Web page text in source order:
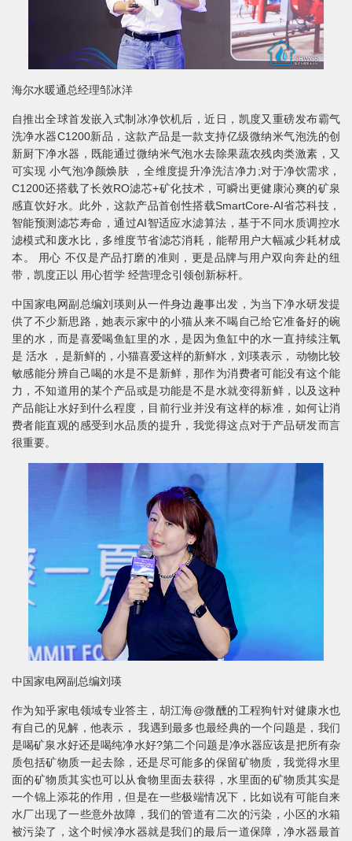
海尔水暖通总经理邹冰洋
自推出全球首发嵌入式制冰净饮机后，近日，凯度又重磅发布霸气
洗净水器C1200新品，这款产品是一款支持亿级微纳米气泡洗的创
新厨下净水器，既能通过微纳米气泡水去除果蔬农残肉类激素，又
可实现 小气泡净颜焕肤 ，全维度提升净洗洁净力;对于净饮需求，
C1200还搭载了长效RO滤芯+矿化技术，可瞬出更健康沁爽的矿泉
感直饮好水。此外，这款产品首创性搭载SmartCore-AI省芯科技，
智能预测滤芯寿命，通过AI智适应水滤算法，基于不同水质调控水
滤模式和废水比，多维度节省滤芯消耗，能帮用户大幅减少耗材成
本。 用心 不仅是产品打磨的准则，更是品牌与用户双向奔赴的纽
带，凯度正以 用心哲学 经营理念引领创新标杆。
中国家电网副总编刘瑛则从一件身边趣事出发，为当下净水研发提
供了不少新思路，她表示家中的小猫从来不喝自己给它准备好的碗
里的水，而是喜爱喝鱼缸里的水，是因为鱼缸中的水一直持续注氧
是 活水 ，是新鲜的，小猫喜爱这样的新鲜水，刘瑛表示， 动物比较
敏感能分辨自己喝的水是不是新鲜，那作为消费者可能没有这个能
力，不知道用的某个产品或是功能是不是水就变得新鲜，以及这种
产品能让水好到什么程度，目前行业并没有这样的标准，如何让消
费者能直观的感受到水品质的提升，我觉得这点对于产品研发而言
很重要。
中国家电网副总编刘瑛
作为知乎家电领域专业答主，胡江海@微醺的工程狗针对健康水也
有自己的见解，他表示， 我遇到最多也最经典的一个问题是，我们
是喝矿泉水好还是喝纯净水好?第二个问题是净水器应该是把所有杂
质包括矿物质一起去除，还是尽可能多的保留矿物质，我觉得水里
面的矿物质其实也可以从食物里面去获得，水里面的矿物质其实是
一个锦上添花的作用，但是在一些极端情况下，比如说有可能自来
水厂出现了一些意外故障，我们的管道有二次的污染，小区的水箱
被污染了，这个时候净水器就是我们的最后一道保障，净水器最首